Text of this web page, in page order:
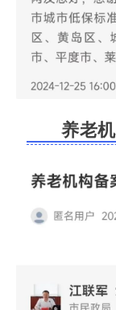
养老